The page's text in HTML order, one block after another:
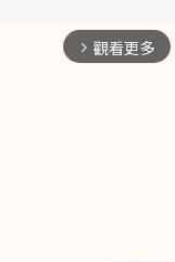
arrow_forward_ios 觀看更多